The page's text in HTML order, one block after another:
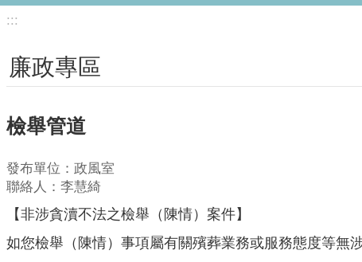
:::
廉政專區
檢舉管道
發布單位：政風室
聯絡人：李慧綺
【非涉貪瀆不法之檢舉（陳情）案件】
如您檢舉（陳情）事項屬有關殯葬業務或服務態度等無